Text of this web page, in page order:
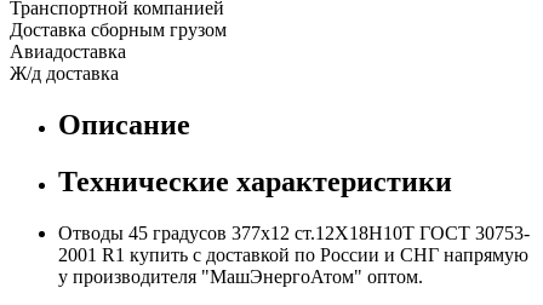
Транспортной компанией
Доставка сборным грузом
Авиадоставка
Ж/д доставка
Описание
Технические характеристики
Отводы 45 градусов 377х12 ст.12Х18Н10Т ГОСТ 30753-
2001 R1 купить с доставкой по России и СНГ напрямую
у производителя "МашЭнергоАтом" оптом.